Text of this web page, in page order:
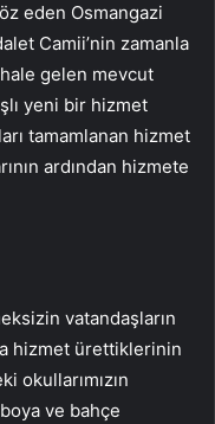
eden Osmangazi
Camii’nin zamanla
gelen mevcut
yeni bir hizmet
tamamlanan hizmet
ardından hizmete
vatandaşların
hizmet ürettiklerinin
okullarımızın
boya ve bahçe